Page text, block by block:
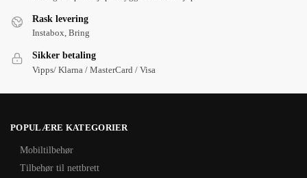
Rask levering
Instabox, Bring
Sikker betaling
Vipps/ Klarna / MasterCard / Visa
POPULÆRE KATEGORIER
Mobiltilbehør
Tilbehør til nettbrett